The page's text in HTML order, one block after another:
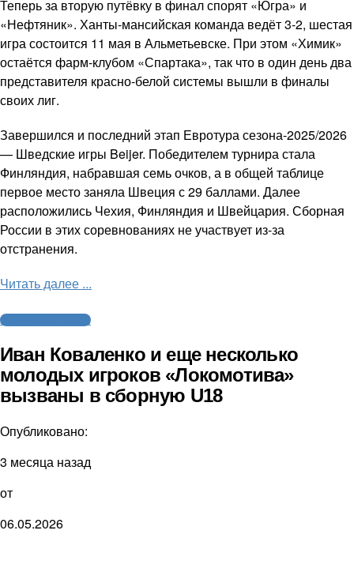
Теперь за вторую путёвку в финал спорят «Югра» и
«Нефтяник». Ханты-мансийская команда ведёт 3-2, шестая
игра состоится 11 мая в Альметьевске. При этом «Химик»
остаётся фарм-клубом «Спартака», так что в один день два
представителя красно-белой системы вышли в финалы
своих лиг.
Завершился и последний этап Евротура сезона-2025/2026
— Шведские игры Beijer. Победителем турнира стала
Финляндия, набравшая семь очков, а в общей таблице
первое место заняла Швеция с 29 баллами. Далее
расположились Чехия, Финляндия и Швейцария. Сборная
России в этих соревнованиях не участвует из-за
отстранения.
Читать далее ...
Молодежный хоккей
Иван Коваленко и еще несколько
молодых игроков «Локомотива»
вызваны в сборную U18
Опубликовано:
3 месяца назад
от
06.05.2026